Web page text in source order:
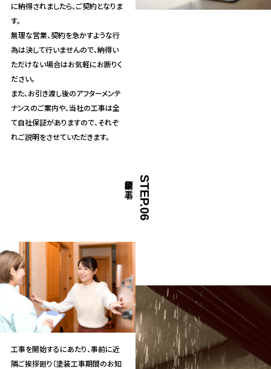
に納得されましたら、ご契約となりま
す。
無理な営業、契約を急かすような行
為は決して行いませんので、納得い
ただけない場合はお気軽にお断りく
ださい。
また、お引き渡し後のアフターメンテ
ナンスのご案内や、当社の工事は全
て自社保証がありますので、それぞ
れご説明をさせていただきます。
STEP.06
近隣挨拶及び工事着工
工事を開始するにあたり、事前に近
隣ご挨拶廻り（塗装工事期間のお知